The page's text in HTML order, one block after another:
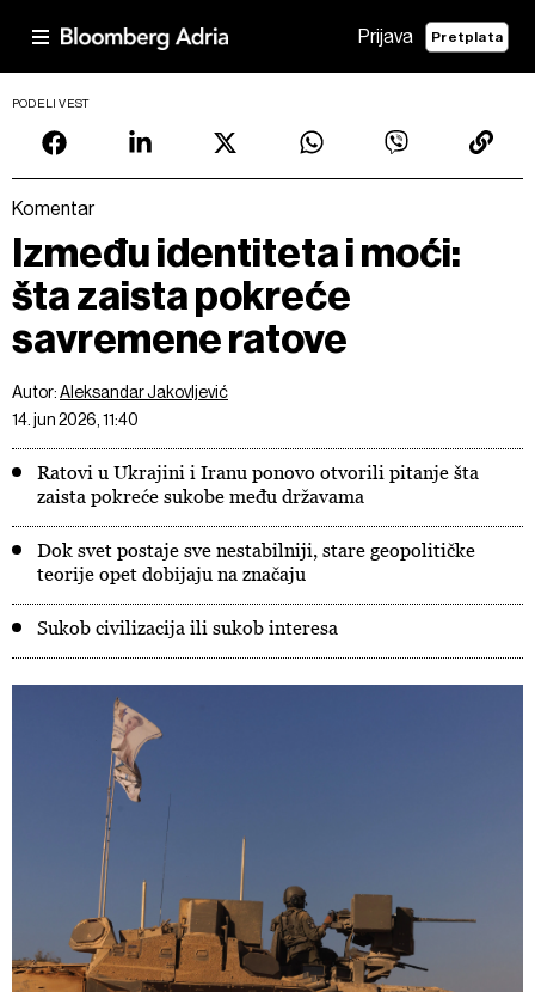
Prijava Pretplata
PODELI VEST
Komentar
Između identiteta i moći:
šta zaista pokreće
savremene ratove
Autor:Aleksandar Jakovljević
14. jun 2026, 11:40
Ratovi u Ukrajini i Iranu ponovo otvorili pitanje šta
zaista pokreće sukobe među državama
Dok svet postaje sve nestabilniji, stare geopolitičke
teorije opet dobijaju na značaju
Sukob civilizacija ili sukob interesa